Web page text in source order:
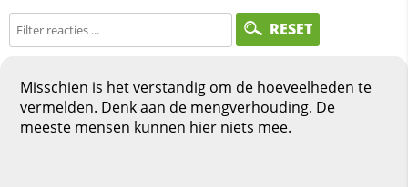
RESET
Misschien is het verstandig om de hoeveelheden te
vermelden. Denk aan de mengverhouding. De
meeste mensen kunnen hier niets mee.